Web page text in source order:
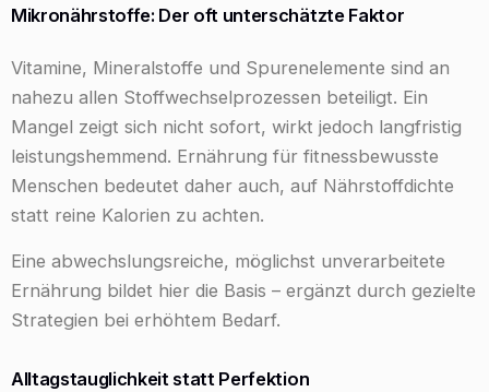
Mikronährstoffe: Der oft unterschätzte Faktor
Vitamine, Mineralstoffe und Spurenelemente sind an
nahezu allen Stoffwechselprozessen beteiligt. Ein
Mangel zeigt sich nicht sofort, wirkt jedoch langfristig
leistungshemmend. Ernährung für fitnessbewusste
Menschen bedeutet daher auch, auf Nährstoffdichte
statt reine Kalorien zu achten.
Eine abwechslungsreiche, möglichst unverarbeitete
Ernährung bildet hier die Basis – ergänzt durch gezielte
Strategien bei erhöhtem Bedarf.
Alltagstauglichkeit statt Perfektion